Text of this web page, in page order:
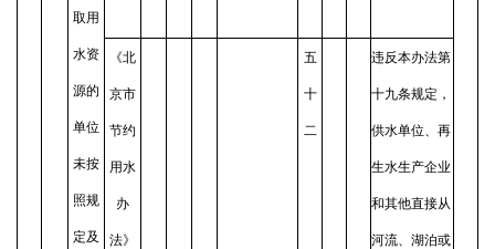
取用
水资
源的
单位
未按
照规
定及
《北
京市
节约
用水
办
法》
五
十
二
违反本办法第
十九条规定，
供水单位、再
生水生产企业
和其他直接从
河流、湖泊或